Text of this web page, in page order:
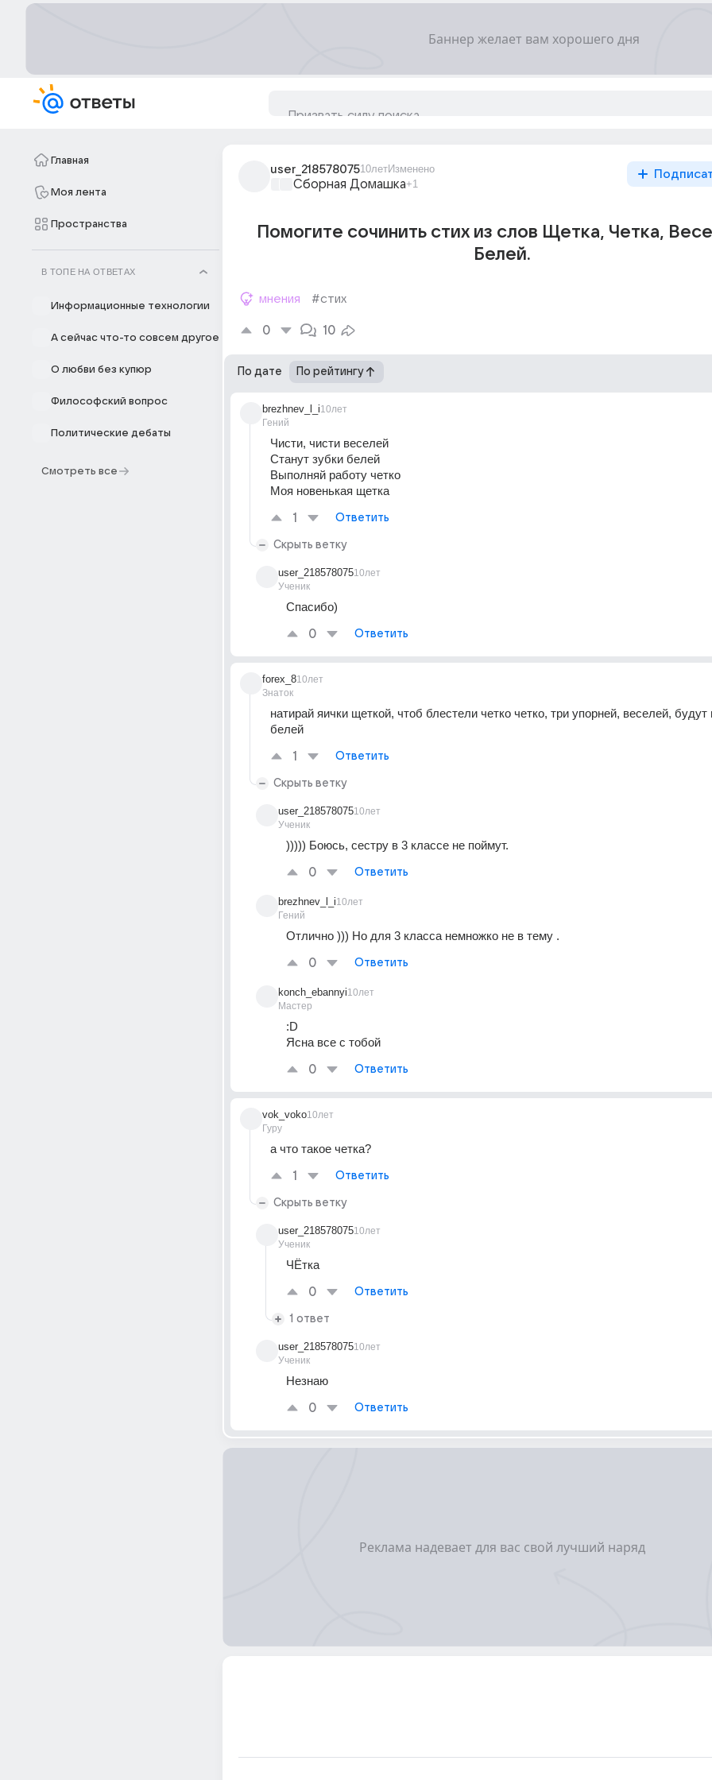
Главная
Моя лента
Пространства
В ТОПЕ НА ОТВЕТАХ
Информационные технологии
А сейчас что-то совсем другое
О любви без купюр
Философский вопрос
Политические дебаты
Смотреть все
user_21857807510летИзменено
Сборная Домашка+1
Помогите сочинить стих из слов Щетка, Четка,
Белей.
мнения #стих
0 10
По дате По рейтингу
brezhnev_l_i
Гений
10лет
Чисти, чисти веселей
Станут зубки белей
Выполняй работу четко
Моя новенькая щетка
1 Ответить
Скрыть ветку
user_218578075
Ученик
10лет
Спасибо)
0 Ответить
forex_8
Знаток
10лет
натирай яички щеткой, чтоб блестели четко четко, три упорней, веселей,
белей
1 Ответить
Скрыть ветку
user_218578075
Ученик
10лет
))))) Боюсь, сестру в 3 классе не поймут.
0 Ответить
brezhnev_l_i
Гений
10лет
Отлично ))) Но для 3 класса немножко не в тему .
0 Ответить
konch_ebannyi
Мастер
10лет
:D
Ясна все с тобой
0 Ответить
vok_voko
Гуру
10лет
а что такое четка?
1 Ответить
Скрыть ветку
user_218578075
Ученик
10лет
ЧЁтка
0 Ответить
1 ответ
user_218578075
Ученик
10лет
Незнаю
0 Ответить